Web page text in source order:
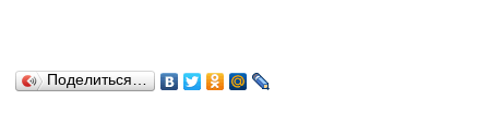
Поделиться…